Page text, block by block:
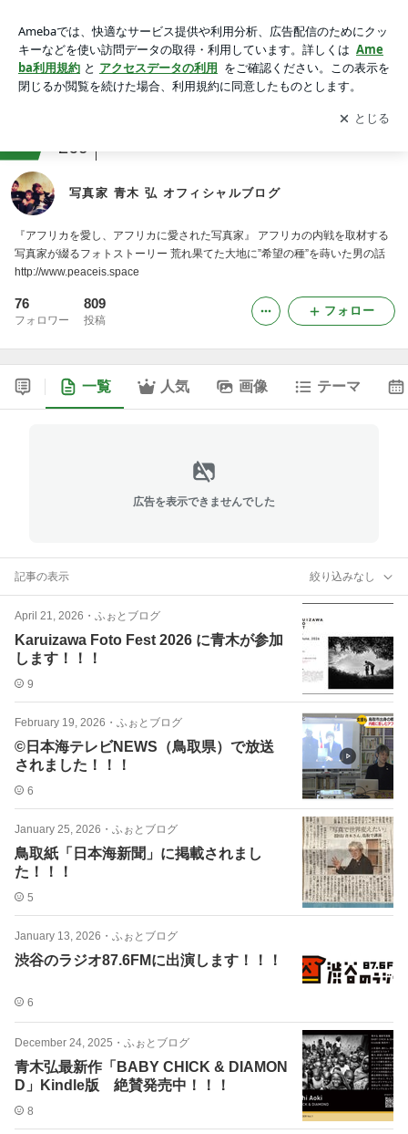
アプリをダウンロードして ブログの更新通知
を受け取りまし
ょう。
開く
269
写真家 青木 弘 オフィシャルブログ
『アフリカを愛し、アフリカに愛された写真家』 アフリカの内戦を取材する
写真家が綴るフォトストーリー 荒れ果てた大地に”希望の種”を蒔いた男の話
http://www.peaceis.space
76
フォロワー
809
投稿
フォロー
一覧 人気 画像 テーマ
広告を表示できませんでした
記事の表示 絞り込みなし
April 21, 2026 ・ ふぉとブログ
Karuizawa Foto Fest 2026 に青木が参加
します！！！
9
February 19, 2026 ・ ふぉとブログ
©︎日本海テレビNEWS（鳥取県）で放送
されました！！！
6
January 25, 2026 ・ ふぉとブログ
鳥取紙「日本海新聞」に掲載されまし
た！！！
5
January 13, 2026 ・ ふぉとブログ
渋谷のラジオ87.6FMに出演します！！！
6
December 24, 2025 ・ ふぉとブログ
青木弘最新作「BABY CHICK & DIAMON
D」Kindle版 絶賛発売中！！！
8